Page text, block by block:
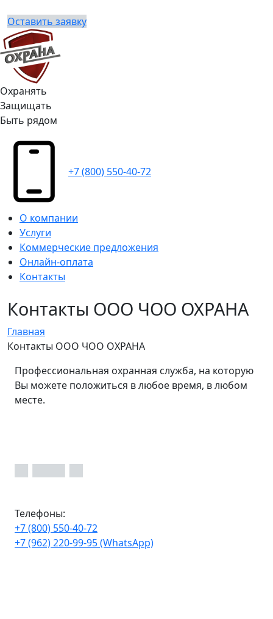
Оставить заявку
Охранять
Защищать
Быть рядом
+7 (800) 550-40-72
О компании
Услуги
Коммерческие предложения
Онлайн-оплата
Контакты
Контакты ООО ЧОО ОХРАНА
Главная
Контакты ООО ЧОО ОХРАНА
Профессиональная охранная служба, на которую
Вы можете положиться в любое время, в любом
месте.
Телефоны:
+7 (800) 550-40-72
+7 (962) 220-99-95 (WhatsApp)